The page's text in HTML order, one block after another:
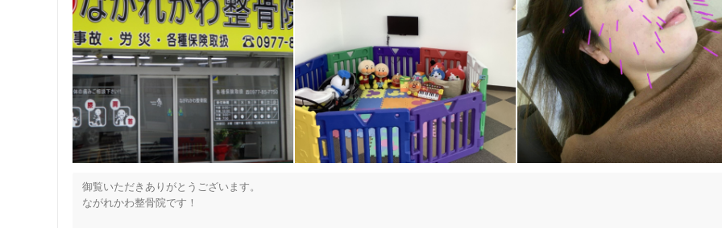
⚪︎ご予約に関して
LINEまたはお電話で、以下をお伝えください。
①希望日時
②希望の施術場所の住所。出張の場合は駐車場の有無も添えて頂けると助かります。
③メニューと症状
・LINEの場合はこちらからお伺いの電話をすることもございます。
・お電話やLINEでのご予約やアポイントは受付時間（営業日の９：００〜２０：００）のみ承っております。
時間外にご連絡いただいた場合は、翌営業日の受付時間にご連絡させていただきます。
・施術中や移動中は折り返しご連絡致します。
御覧いただきありがとうございます。
ながれかわ整骨院です！